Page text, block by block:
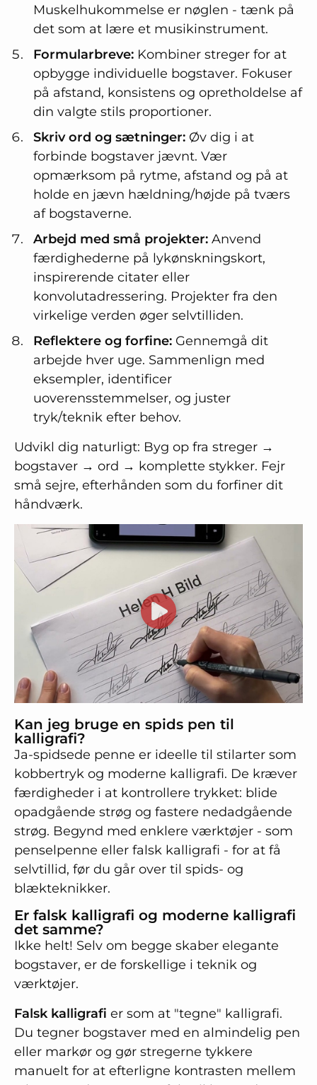
Muskelhukommelse er nøglen - tænk på
det som at lære et musikinstrument.
Formularbreve: Kombiner streger for at
opbygge individuelle bogstaver. Fokuser
på afstand, konsistens og opretholdelse af
din valgte stils proportioner.
Skriv ord og sætninger: Øv dig i at
forbinde bogstaver jævnt. Vær
opmærksom på rytme, afstand og på at
holde en jævn hældning/højde på tværs
af bogstaverne.
Arbejd med små projekter: Anvend
færdighederne på lykønskningskort,
inspirerende citater eller
konvolutadressering. Projekter fra den
virkelige verden øger selvtilliden.
Reflektere og forfine: Gennemgå dit
arbejde hver uge. Sammenlign med
eksempler, identificer
uoverensstemmelser, og juster
tryk/teknik efter behov.
Udvikl dig naturligt: Byg op fra streger →
bogstaver → ord → komplette stykker. Fejr
små sejre, efterhånden som du forfiner dit
håndværk.
Kan jeg bruge en spids pen til
kalligrafi?
Ja-spidsede penne er ideelle til stilarter som
kobbertryk og moderne kalligrafi. De kræver
færdigheder i at kontrollere trykket: blide
opadgående strøg og fastere nedadgående
strøg. Begynd med enklere værktøjer - som
penselpenne eller falsk kalligrafi - for at få
selvtillid, før du går over til spids- og
blækteknikker.
Er falsk kalligrafi og moderne kalligrafi
det samme?
Ikke helt! Selv om begge skaber elegante
bogstaver, er de forskellige i teknik og
værktøjer.
Falsk kalligrafi er som at "tegne" kalligrafi.
Du tegner bogstaver med en almindelig pen
eller markør og gør stregerne tykkere
manuelt for at efterligne kontrasten mellem